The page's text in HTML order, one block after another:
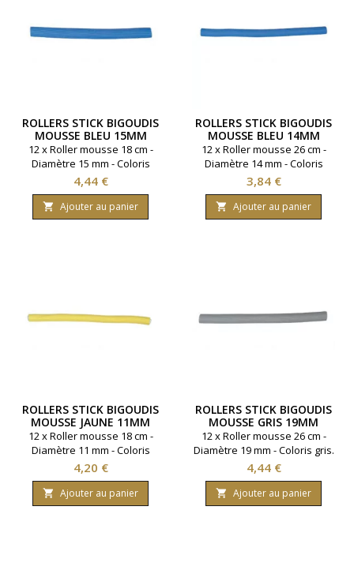
ROLLERS STICK BIGOUDIS
MOUSSE BLEU 15MM
LONG 18CM
12 x Roller mousse 18 cm -
Diamètre 15 mm - Coloris
bleu.
Prix
4,44 €
 Ajouter au panier
ROLLERS STICK BIGOUDIS
MOUSSE BLEU 14MM
LONG 26 CM
12 x Roller mousse 26 cm -
Diamètre 14 mm - Coloris
bleu.
Prix
3,84 €
 Ajouter au panier
ROLLERS STICK BIGOUDIS
MOUSSE JAUNE 11MM
LONG 18CM
12 x Roller mousse 18 cm -
Diamètre 11 mm - Coloris
jaune.
Prix
4,20 €
 Ajouter au panier
ROLLERS STICK BIGOUDIS
MOUSSE GRIS 19MM
LONG 26CM
12 x Roller mousse 26 cm -
Diamètre 19 mm - Coloris gris.
Prix
4,44 €
 Ajouter au panier